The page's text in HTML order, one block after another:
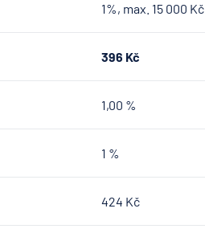
1%, max. 15 000 Kč
396 Kč
1,00 %
1 %
424 Kč